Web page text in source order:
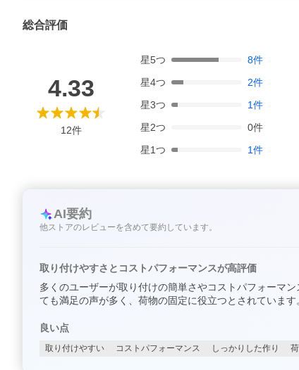
総合評価
4.33
12件
星5つ 8件
星4つ 2件
星3つ 1件
星2つ 0件
星1つ 1件
AI要約
他ストアのレビューを含めて要約しています。
取り付けやすさとコストパフォーマンスが高評価
多くのユーザーが取り付けの簡単さやコストパフォーマ
ても満足の声が多く、荷物の固定に役立つとされていま
良い点
取り付けやすい コストパフォーマンス しっかりした作り